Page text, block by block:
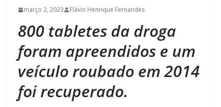
março 2, 2023 Flávio Henrique Fernandes
800 tabletes da droga
foram apreendidos e um
veículo roubado em 2014
foi recuperado.